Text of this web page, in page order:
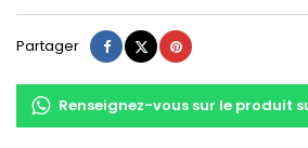
Partager Partager
TweetPinterest
Renseignez-vous sur le produit